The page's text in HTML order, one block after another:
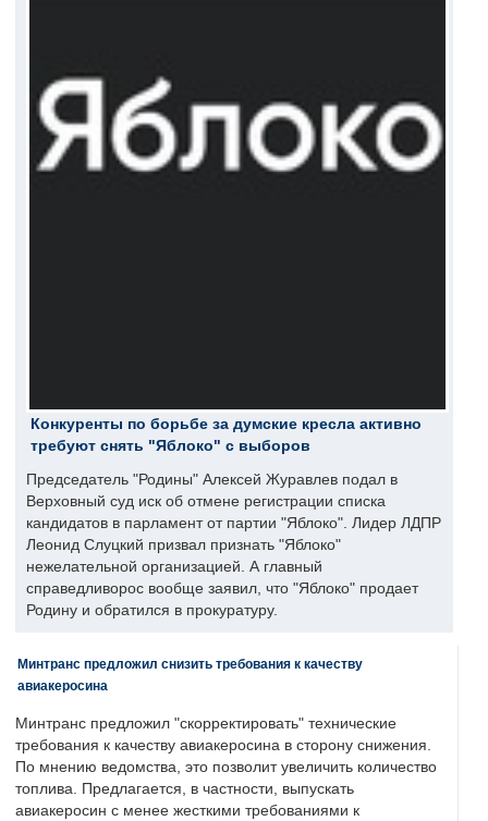
Конкуренты по борьбе за думские кресла активно
требуют снять "Яблоко" с выборов
Председатель "Родины" Алексей Журавлев подал в
Верховный суд иск об отмене регистрации списка
кандидатов в парламент от партии "Яблоко". Лидер ЛДПР
Леонид Слуцкий призвал признать "Яблоко"
нежелательной организацией. А главный
справедливорос вообще заявил, что "Яблоко" продает
Родину и обратился в прокуратуру.
Минтранс предложил снизить требования к качеству
авиакеросина
Минтранс предложил "скорректировать" технические
требования к качеству авиакеросина в сторону снижения.
По мнению ведомства, это позволит увеличить количество
топлива. Предлагается, в частности, выпускать
авиакеросин с менее жесткими требованиями к